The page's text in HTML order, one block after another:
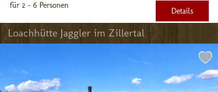
für 2 - 6 Personen
Details
Loachhütte Jaggler im Zillertal